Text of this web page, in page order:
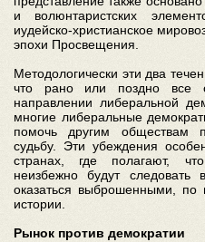
и волюнтаристских
иудейско-христианское
эпохи Просвещения.
Методологически эти два
что рано или поздно все
направлении либеральной
многие либеральные
помочь другим обществам
судьбу. Эти убеждения
странах, где полагают,
неизбежно будут
оказаться выброшенными,
истории.
Рынок против демократии